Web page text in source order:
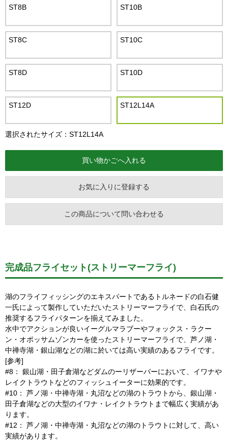
ST8B ST10B
ST8C ST10C
ST8D ST10D
ST12D ST12L14A
選択されたサイズ：ST12L14A
お気に入りに登録する
この商品について問い合わせる
完成品フライセット(ストリーマーフライ)
湖のフライフィッシングのエキスパートであるトルネードの白石健
一氏によって製作していただいたストリーマーフライで、白石氏の
推奨するフライパターンを揃えてみました。
水中でアクションが良いイーグルマラブーやフォックス・ラクー
ン・オポッサムゾンカーを使ったストリーマーフライで、芦ノ湖・
中禅寺湖・銀山湖などの湖に於いては高い実績のあるフライです。
[参考]
#8： 銀山湖・田子倉湖などダムのーリザーバーにおいて、イワナや
レイクトラウトなどのフィッシュイーターに効果的です。
#10： 芦ノ湖・中禅寺湖・丸沼などの湖のトラウトから、銀山湖・
田子倉湖などの大型のイワナ・レイクトラウトまで幅広く実績があ
ります。
#12： 芦ノ湖・中禅寺湖・丸沼などの湖のトラウトに対して、高い
実績があります。